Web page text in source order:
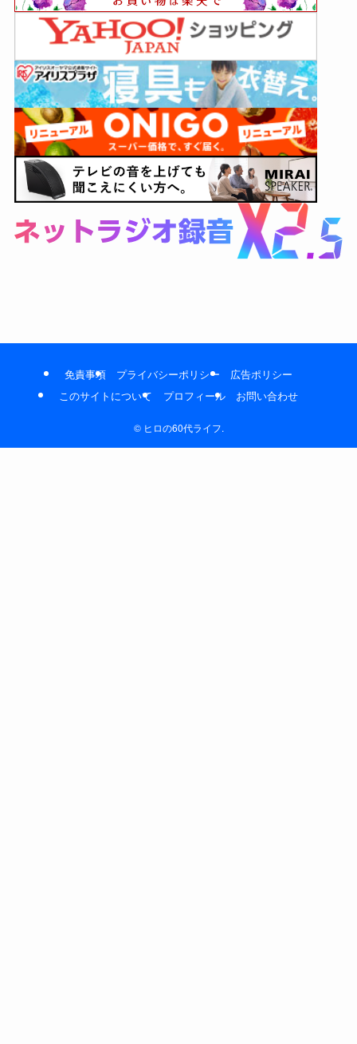
免責事項 プライバシーポリシー
広告ポリシー
このサイトについて
プロフィール お問い合わせ
©ヒロの60代ライフ.